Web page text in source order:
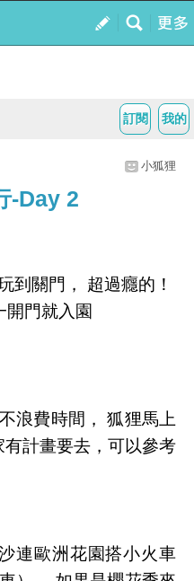
我的
訂閱
小狐狸
-Day 2
到關門， 超過癮的！
開門就入園
浪費時間， 狐狸馬上
有計畫要去，可以參考
連歐洲花園搭小火車